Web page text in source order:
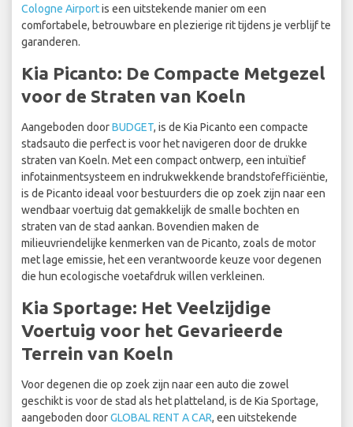
Cologne Airportis een uitstekende manier om een
comfortabele, betrouwbare en plezierige rit tijdens je verblijf te
garanderen.
Kia Picanto: De Compacte Metgezel
voor de Straten van Koeln
Aangeboden doorBUDGET, is de Kia Picanto een compacte
stadsauto die perfect is voor het navigeren door de drukke
straten van Koeln. Met een compact ontwerp, een intuïtief
infotainmentsysteem en indrukwekkende brandstofefficiëntie,
is de Picanto ideaal voor bestuurders die op zoek zijn naar een
wendbaar voertuig dat gemakkelijk de smalle bochten en
straten van de stad aankan. Bovendien maken de
milieuvriendelijke kenmerken van de Picanto, zoals de motor
met lage emissie, het een verantwoorde keuze voor degenen
die hun ecologische voetafdruk willen verkleinen.
Kia Sportage: Het Veelzijdige
Voertuig voor het Gevarieerde
Terrein van Koeln
Voor degenen die op zoek zijn naar een auto die zowel
geschikt is voor de stad als het platteland, is de Kia Sportage,
aangeboden doorGLOBAL RENT A CAR, een uitstekende